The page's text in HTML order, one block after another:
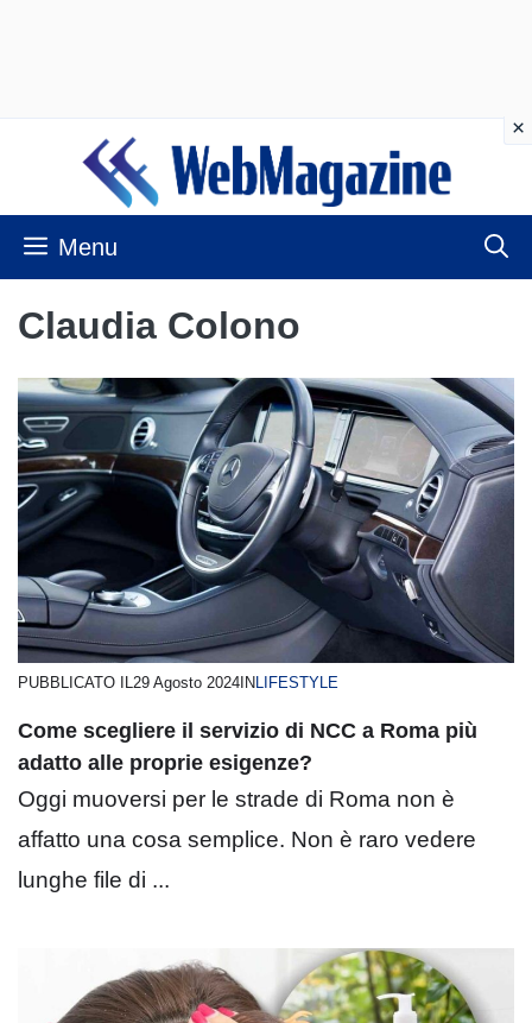
contenuto
Menu
Claudia Colono
PUBBLICATO IL 29 Agosto 2024 IN LIFESTYLE
Come scegliere il servizio di NCC a Roma più
adatto alle proprie esigenze?
Oggi muoversi per le strade di Roma non è
affatto una cosa semplice. Non è raro vedere
lunghe file di ...